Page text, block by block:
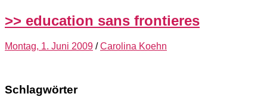
>> education sans frontieres
Montag, 1. Juni 2009 /Carolina Koehn
Schlagwörter